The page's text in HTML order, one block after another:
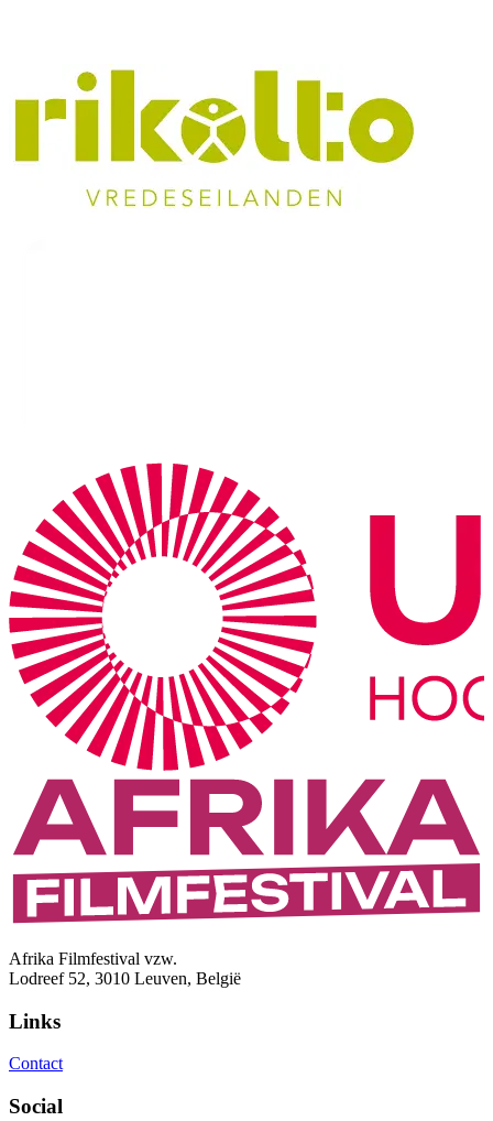
Afrika Filmfestival vzw.
Lodreef 52, 3010 Leuven, België
Links
Contact
Social